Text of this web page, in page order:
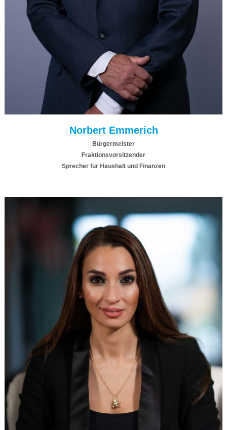
Norbert Emmerich
Bürgermeister
Fraktionsvorsitzender
Sprecher für Haushalt und Finanzen